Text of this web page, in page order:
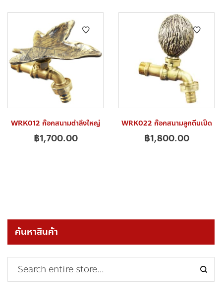
WRK012 ก๊อกสนามตำลึงใหญ่
฿1,700.00
WRK022 ก๊อกสนามลูกตีนเป็ด
฿1,800.00
ค้นหาสินค้า